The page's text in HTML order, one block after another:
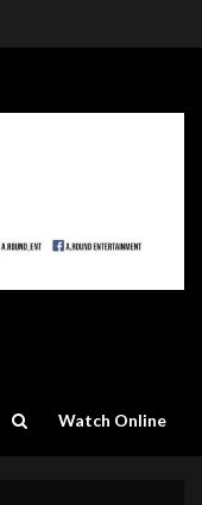
Watch Online